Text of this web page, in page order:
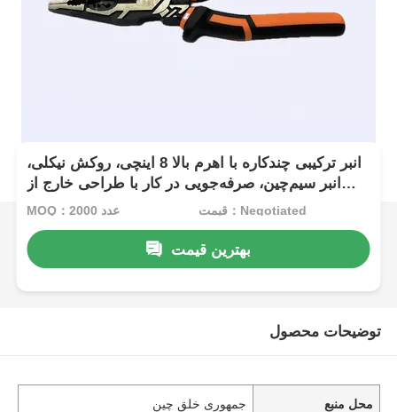
انبر ترکیبی چندکاره با اهرم بالا 8 اینچی، روکش نیکلی،
انبر سیم‌چین، صرفه‌جویی در کار با طراحی خارج از
مرکز
MOQ：2000 عدد قیمت：Negotiated
بهترین قیمت
توضیحات محصول
محل منبع جمهوری خلق چین